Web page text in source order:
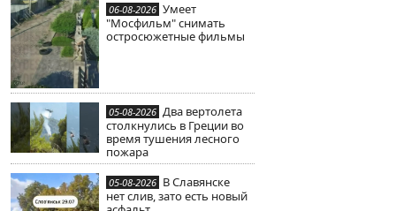
06-08-2026 Умеет
"Мосфильм" снимать
остросюжетные фильмы
05-08-2026 Два вертолета
столкнулись в Греции во
время тушения лесного
пожара
05-08-2026 В Славянске
нет слив, зато есть новый